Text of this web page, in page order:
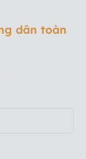
dân toàn